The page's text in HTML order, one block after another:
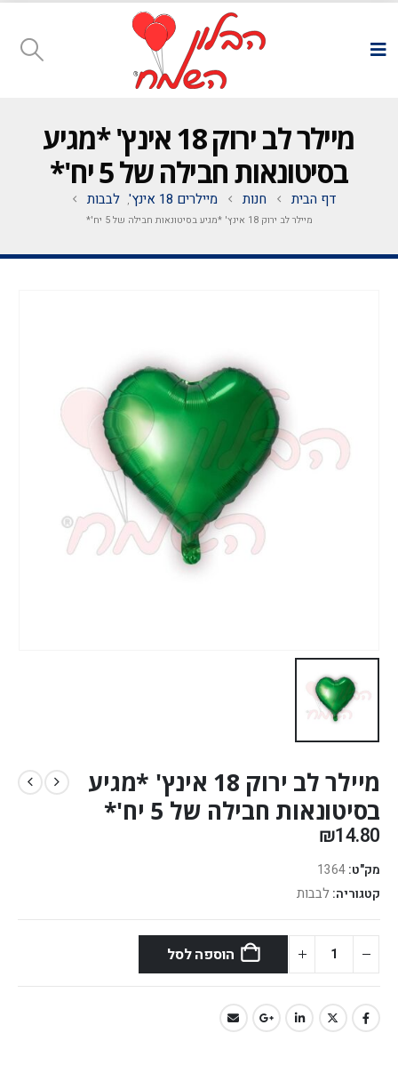
מיילר לב ירוק 18 אינץ' *מגיע
בסיטונאות חבילה של 5 יח'*
דף הבית חנות מיילרים 18 אינץ' , לבבות
מיילר לב ירוק 18 אינץ' *מגיע בסיטונאות חבילה של 5 יח'*
מיילר לב ירוק 18 אינץ' *מגיע
בסיטונאות חבילה של 5 יח'*
₪14.80
מק"ט: 1364
קטגוריה: לבבות
הוספה לסל